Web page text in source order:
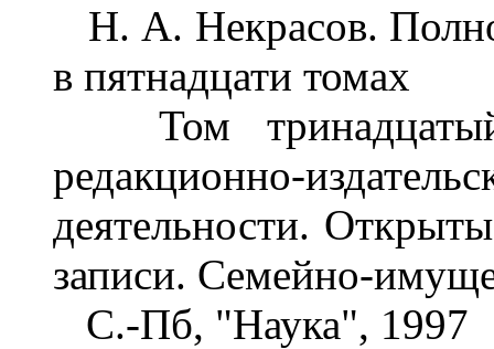
Н. А. Некрасов.
в пятнадцати томах
Том
редакционно-
деятельности.
записи. Семейно-
С.-Пб, "Наука", 1997